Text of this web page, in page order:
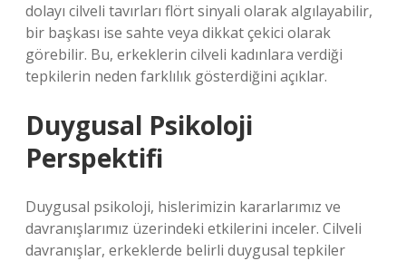
dolayı cilveli tavırları flört sinyali olarak algılayabilir,
bir başkası ise sahte veya dikkat çekici olarak
görebilir. Bu, erkeklerin cilveli kadınlara verdiği
tepkilerin neden farklılık gösterdiğini açıklar.
Duygusal Psikoloji
Perspektifi
Duygusal psikoloji, hislerimizin kararlarımız ve
davranışlarımız üzerindeki etkilerini inceler. Cilveli
davranışlar, erkeklerde belirli duygusal tepkiler